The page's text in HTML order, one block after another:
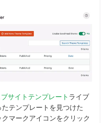
サイトテンプレート ライブ
テンプレートを見つけた
マークアイコンをクリック